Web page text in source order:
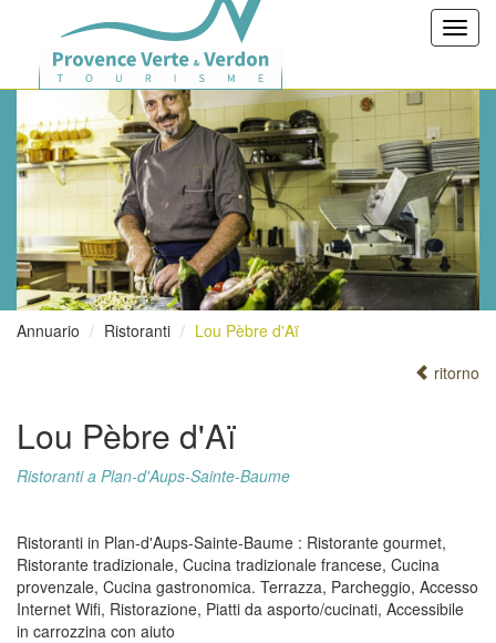
Annuario Ristoranti
Lou Pèbre d'Aï
ritorno
Lou Pèbre d'Aï
Ristoranti a Plan-d'Aups-Sainte-Baume
Ristoranti in Plan-d'Aups-Sainte-Baume : Ristorante gourmet,
Ristorante tradizionale, Cucina tradizionale francese, Cucina
provenzale, Cucina gastronomica. Terrazza, Parcheggio, Accesso
Internet Wifi, Ristorazione, Piatti da asporto/cucinati, Accessibile
in carrozzina con aiuto